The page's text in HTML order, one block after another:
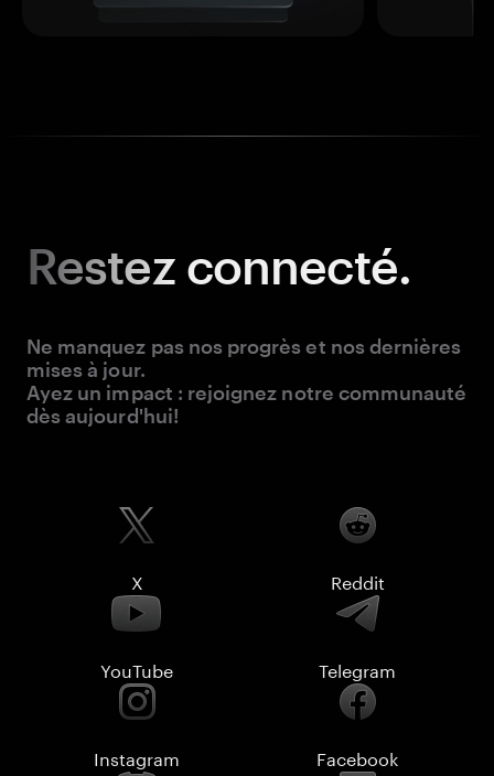
Restezconnecté.
Ne manquez pas nos progrès et nos dernières
mises à jour.
Ayez un impact : rejoignez notre communauté
dès aujourd'hui!
X Reddit
YouTube Telegram
Instagram Facebook